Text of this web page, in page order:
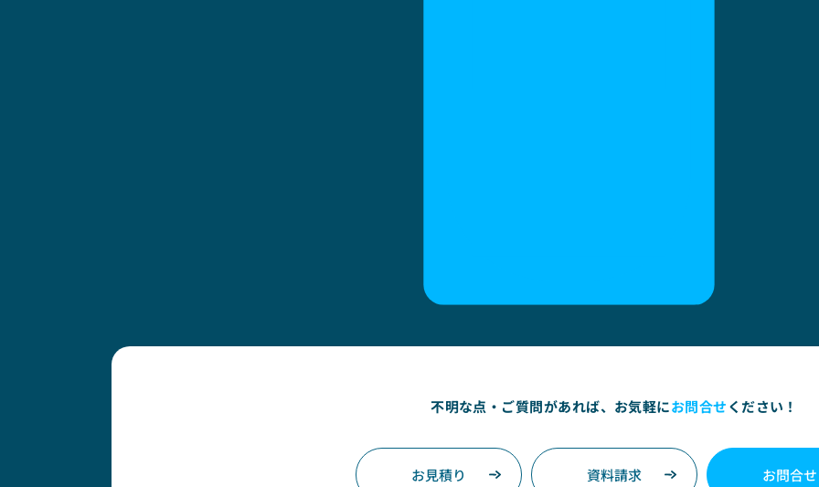
不明な点・ご質問があれば、 お気軽にお問合せください！
お見積り 資料請求 お問合せ